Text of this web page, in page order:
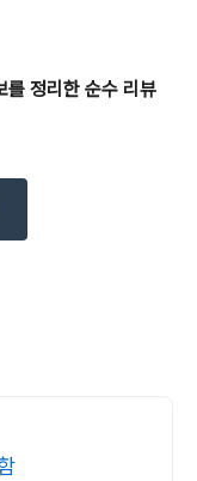
를 정리한 순수 리뷰